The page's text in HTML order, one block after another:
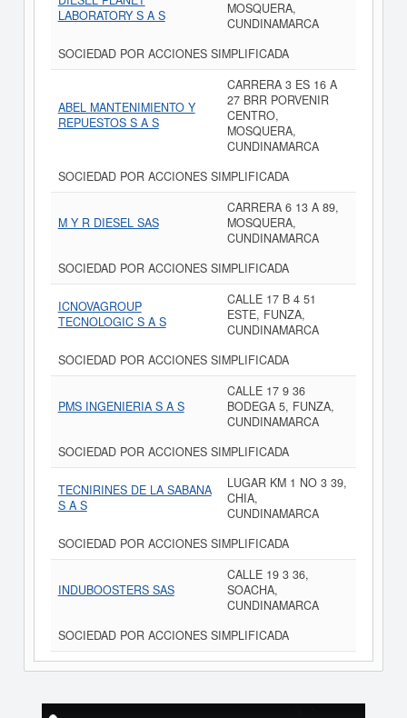
LABORATORY S A S
MOSQUERA,
CUNDINAMARCA
SOCIEDAD POR ACCIONES SIMPLIFICADA
ABEL MANTENIMIENTO Y
REPUESTOS S A S
CARRERA 3 ES 16 A
27 BRR PORVENIR
CENTRO,
MOSQUERA,
CUNDINAMARCA
SOCIEDAD POR ACCIONES SIMPLIFICADA
M Y R DIESEL SAS
CARRERA 6 13 A 89,
MOSQUERA,
CUNDINAMARCA
SOCIEDAD POR ACCIONES SIMPLIFICADA
ICNOVAGROUP
TECNOLOGIC S A S
CALLE 17 B 4 51
ESTE, FUNZA,
CUNDINAMARCA
SOCIEDAD POR ACCIONES SIMPLIFICADA
PMS INGENIERIA S A S
CALLE 17 9 36
BODEGA 5, FUNZA,
CUNDINAMARCA
SOCIEDAD POR ACCIONES SIMPLIFICADA
TECNIRINES DE LA SABANA
S A S
LUGAR KM 1 NO 3 39,
CHIA,
CUNDINAMARCA
SOCIEDAD POR ACCIONES SIMPLIFICADA
INDUBOOSTERS SAS
CALLE 19 3 36,
SOACHA,
CUNDINAMARCA
SOCIEDAD POR ACCIONES SIMPLIFICADA